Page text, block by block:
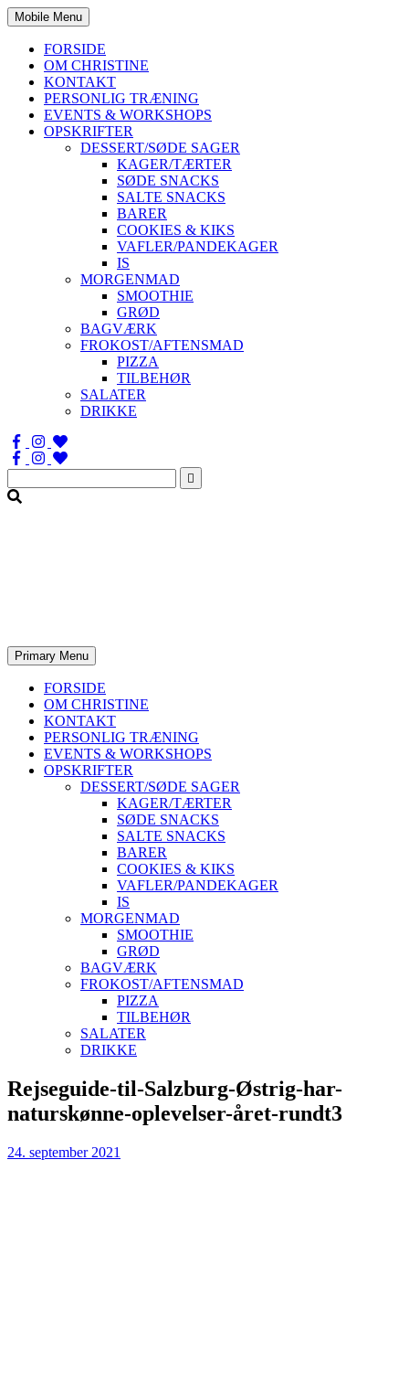
Mobile Menu
FORSIDE
OM CHRISTINE
KONTAKT
PERSONLIG TRÆNING
EVENTS & WORKSHOPS
OPSKRIFTER
DESSERT/SØDE SAGER
KAGER/TÆRTER
SØDE SNACKS
SALTE SNACKS
BARER
COOKIES & KIKS
VAFLER/PANDEKAGER
IS
MORGENMAD
SMOOTHIE
GRØD
BAGVÆRK
FROKOST/AFTENSMAD
PIZZA
TILBEHØR
SALATER
DRIKKE
Søg
efter:
Primary Menu
FORSIDE
OM CHRISTINE
KONTAKT
PERSONLIG TRÆNING
EVENTS & WORKSHOPS
OPSKRIFTER
DESSERT/SØDE SAGER
KAGER/TÆRTER
SØDE SNACKS
SALTE SNACKS
BARER
COOKIES & KIKS
VAFLER/PANDEKAGER
IS
MORGENMAD
SMOOTHIE
GRØD
BAGVÆRK
FROKOST/AFTENSMAD
PIZZA
TILBEHØR
SALATER
DRIKKE
Skip
to
content
Rejseguide-til-Salzburg-Østrig-har-
naturskønne-oplevelser-året-rundt3
24. september 2021